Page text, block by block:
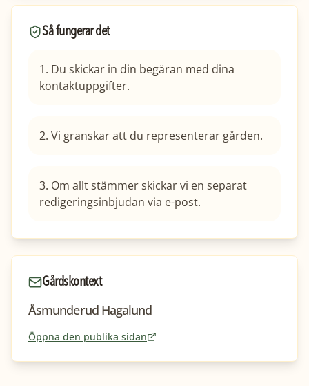
Så fungerar det
1. Du skickar in din begäran med dina
kontaktuppgifter.
2. Vi granskar att du representerar gården.
3. Om allt stämmer skickar vi en separat
redigeringsinbjudan via e-post.
Gårdskontext
Åsmunderud Hagalund
Öppna den publika sidan